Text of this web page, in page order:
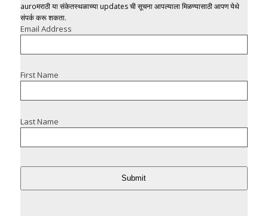
auroमराठी या संकेतस्थळाच्या updates ची सूचना आपल्याला मिळण्यासाठी आपण येथे
संपर्क करू शकता.
Email Address
First Name
Last Name
Submit